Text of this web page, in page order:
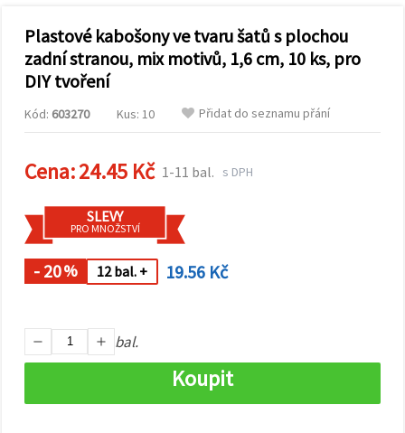
marketing.
souhlasit s
použitím
cookies
kliknutím
vše!" Nebo
můžete
preference v
Nastavení
výběrem
cookies a
"Uložit"
Plastové kabošony ve tvaru šatů s plochou
zadní stranou, mix motivů, 1,6 cm, 10 ks, pro
DIY tvoření
Kód: 603270 Kus: 10 Přidat do seznamu přání
Cena:24.45 Kč 1-11 bal. s DPH
SLEVY
PRO MNOŽSTVÍ
- 20% 12 bal. + 19.56 Kč
bal.
Koupit